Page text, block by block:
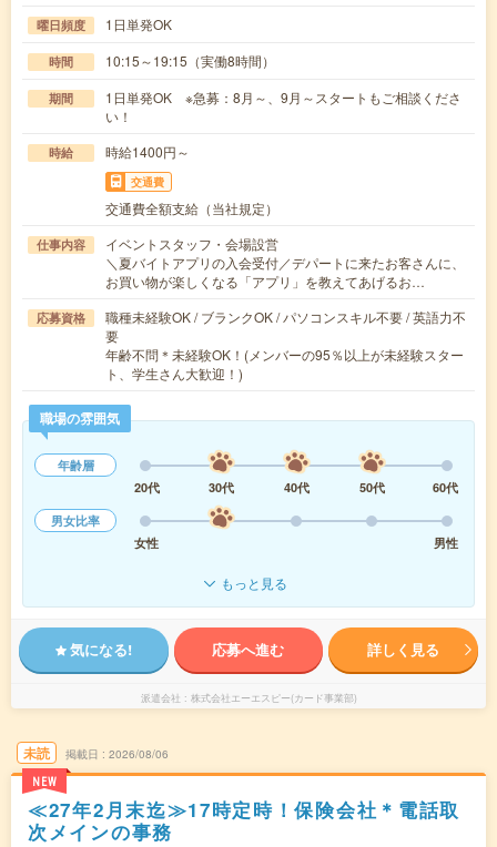
曜日頻度 1日単発OK
時間 10:15～19:15（実働8時間）
期間
1日単発OK ※急募：8月～、9月～スタートもご相談くださ
い！
時給 時給1400円～
交通費
交通費全額支給（当社規定）
仕事内容
イベントスタッフ・会場設営
＼夏バイトアプリの入会受付／デパートに来たお客さんに、
お買い物が楽しくなる「アプリ」を教えてあげるお…
応募資格
職種未経験OK / ブランクOK / パソコンスキル不要 / 英語力不
要
年齢不問＊未経験OK！(メンバーの95％以上が未経験スター
ト、学生さん大歓迎！)
職場の雰囲気
年齢層
20代
30代 40代 50代
60代
男女比率
女性
男性
もっと見る
気になる! 応募へ進む 詳しく見る
派遣会社 株式会社エーエスピー(カード事業部)
未読
NEW
掲載日 2026/08/06
≪27年2月末迄≫17時定時！保険会社＊電話取
次メインの事務